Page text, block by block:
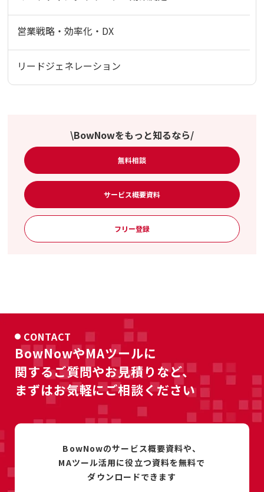
営業戦略・効率化・DX
リードジェネレーション
\BowNowをもっと知るなら/
無料相談
サービス概要資料
フリー登録
CONTACT
BowNowやMAツールに
関するご質問やお見積りなど、
まずはお気軽にご相談ください
BowNowのサービス概要資料や、
MAツール活用に役立つ資料を無料で
ダウンロードできます